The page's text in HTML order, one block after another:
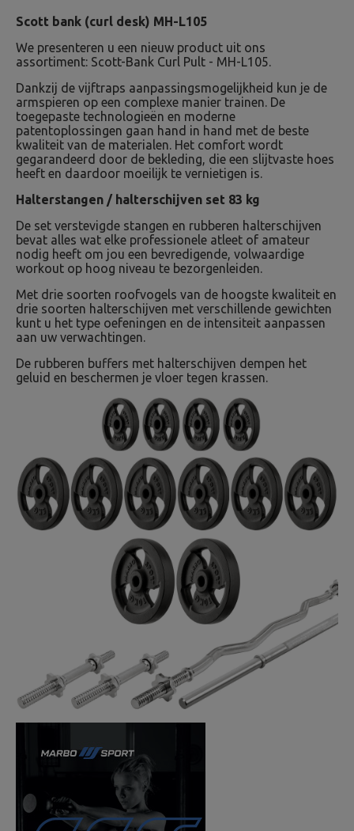
Scott bank (curl desk) MH-L105
We presenteren u een nieuw product uit ons
assortiment: Scott-Bank Curl Pult - MH-L105.
Dankzij de vijftraps aanpassingsmogelijkheid kun je de
armspieren op een complexe manier trainen. De
toegepaste technologieën en moderne
patentoplossingen gaan hand in hand met de beste
kwaliteit van de materialen. Het comfort wordt
gegarandeerd door de bekleding, die een slijtvaste hoes
heeft en daardoor moeilijk te vernietigen is.
Halterstangen / halterschijven set 83 kg
De set verstevigde stangen en rubberen halterschijven
bevat alles wat elke professionele atleet of amateur
nodig heeft om jou een bevredigende, volwaardige
workout op hoog niveau te bezorgenleiden.
Met drie soorten roofvogels van de hoogste kwaliteit en
drie soorten halterschijven met verschillende gewichten
kunt u het type oefeningen en de intensiteit aanpassen
aan uw verwachtingen.
De rubberen buffers met halterschijven dempen het
geluid en beschermen je vloer tegen krassen.